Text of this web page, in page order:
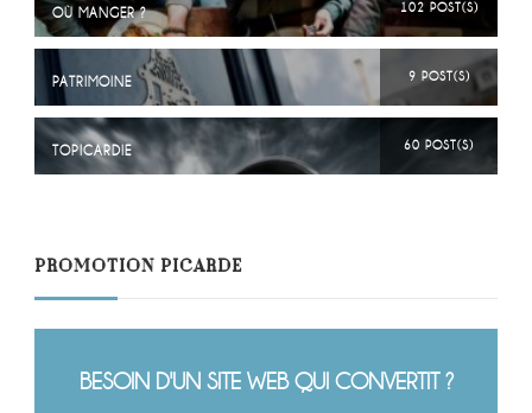
OÙ MANGER ? 102 POST(S)
PATRIMOINE 9 POST(S)
TOPICARDIE 60 POST(S)
PROMOTION PICARDE
BESOIN D'UN SITE WEB QUI CONVERTIT ?